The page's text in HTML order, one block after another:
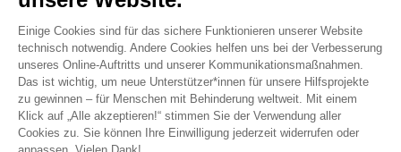
Warnung vor "falschen Spendensammlern"
Unsere Expertise wird regelmäßig von internationalen
Gremien wieEU und UN-Organisationen